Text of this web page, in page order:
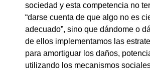
sociedad y esta competencia no
“darse cuenta de que algo no es
adecuado”, sino que dándome o
de ellos implementamos las
para amortiguar los daños,
utilizando los mecanismos